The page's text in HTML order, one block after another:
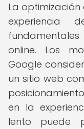
La
experiencia
online. Los
Google
un sitio web
en la
lento puede